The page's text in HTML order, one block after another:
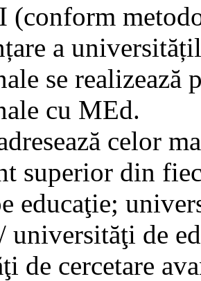
(conform
a
se realizează
cu MEd.
celor
superior din
educaţie;
de
de cercetare